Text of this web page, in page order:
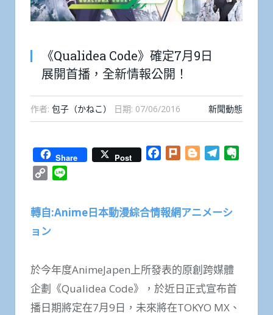
《Qualidea Code》確定7月9日
展開首播，全新情報公開！
作者: 包子（かねこ） 日期: 07/06/2016 新聞動態
Share Post Facebook
Plurk BloggerTelegram
Copy
轉自:Anime日本動漫綜合情報網アニメーシ
ョン
於今年度AnimeJapen上所發表的原創跨媒體
企劃《Qualidea Code》，於近日正式宣布首
播日期將定在7月9日，未來將在TOKYO MX、